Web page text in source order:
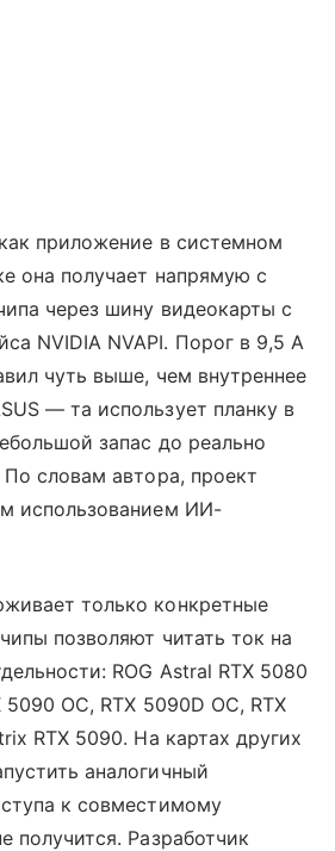
приложение в системном
она получает напрямую с
через шину видеокарты с
NVIDIA NVAPI. Порог в 9,5 А
чуть выше, чем внутреннее
— та использует планку в
запас до реально
словам автора, проект
использованием ИИ-
только конкретные
позволяют читать ток на
ROG Astral RTX 5080
5090 OC, RTX 5090D OC, RTX
RTX 5090. На картах других
аналогичный
к совместимому
получится. Разработчик